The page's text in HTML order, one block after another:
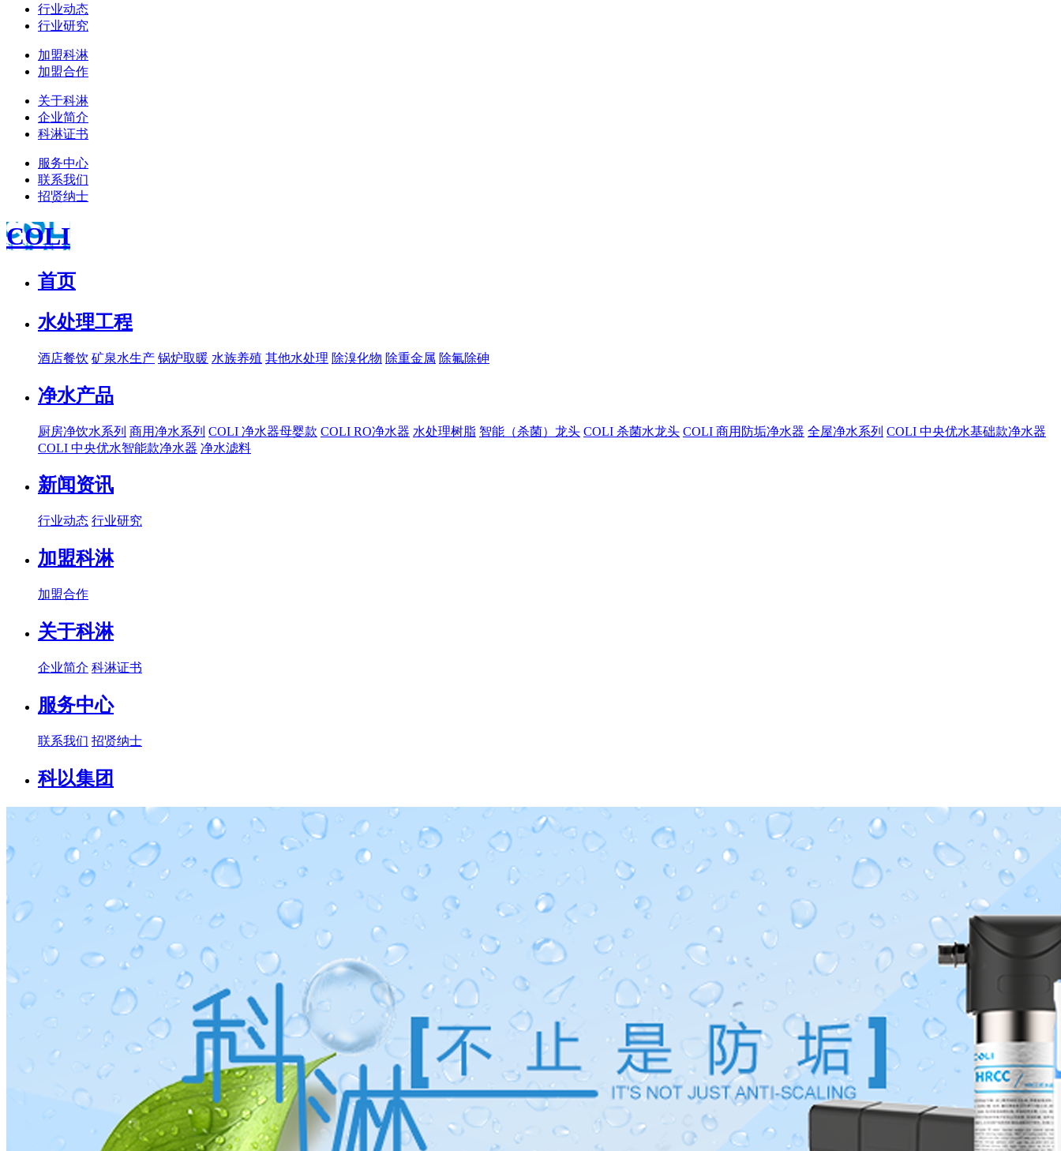
行业动态
行业研究
加盟科淋
加盟合作
关于科淋
企业简介
科淋证书
服务中心
联系我们
招贤纳士
COLI
首页
水处理工程
酒店餐饮 矿泉水生产 锅炉取暖 水族养殖 其他水处理 除溴化物 除重金属 除氟除砷
净水产品
厨房净饮水系列 商用净水系列 COLI 净水器母婴款 COLI RO净水器 水处理树脂 智能（杀菌）龙头 COLI 杀菌水龙头 COLI 商用防垢净水器 全屋净水系列 COLI 中央优水基础款净水器
COLI 中央优水智能款净水器 净水滤料
新闻资讯
行业动态 行业研究
加盟科淋
加盟合作
关于科淋
企业简介 科淋证书
服务中心
联系我们 招贤纳士
科以集团